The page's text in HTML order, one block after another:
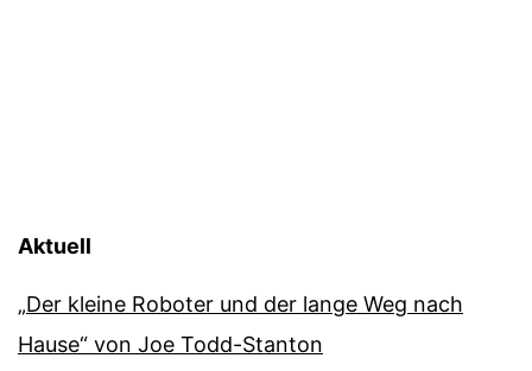
Aktuell
„Der kleine Roboter und der lange Weg nach
Hause“ von Joe Todd-Stanton